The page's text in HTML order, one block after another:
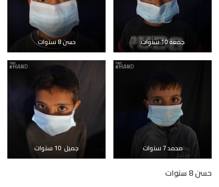
جمعة 10 سنوات حسن 8 سنوات
محمد 7 سنوات جميل 10 سنوات
حسن 8 سنوات